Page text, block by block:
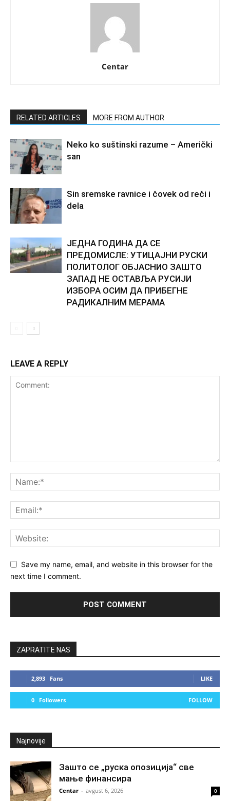
Centar
RELATED ARTICLES MORE FROM AUTHOR
Neko ko suštinski razume – Američki
san
Sin sremske ravnice i čovek od reči i
dela
ЈЕДНА ГОДИНА ДА СЕ
ПРЕДОМИСЛЕ: УТИЦАЈНИ РУСКИ
ПОЛИТОЛОГ ОБЈАСНИО ЗАШТО
ЗАПАД НЕ ОСТАВЉА РУСИЈИ
ИЗБОРА ОСИМ ДА ПРИБЕГНЕ
РАДИКАЛНИМ МЕРАМА
LEAVE A REPLY
Save my name, email, and website in this browser for the
next time I comment.
ZAPRATITE NAS
2,893 Fans LIKE
0 Followers FOLLOW
Najnovije
Зашто се „руска опозиција“ све
мање финансира
Centar - avgust 6, 2026 0